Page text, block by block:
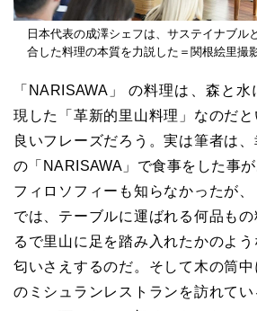
日本代表の成澤シェフは、サステイナブル
合した料理の本質を力説した＝関根絵里撮
「NARISAWA」 の料理は、森と
現した「革新的里山料理」なのだ
良いフレーズだろう。実は筆者は
の「NARISAWA」で食事をした事
フィロソフィーも知らなかったが
では、テーブルに運ばれる何品も
るで里山に足を踏み入れたかのよ
匂いさえするのだ。そして木の筒中
のミシュランレストランを訪れて